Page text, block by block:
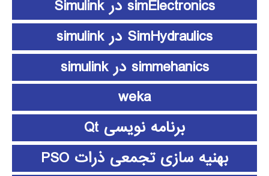
simElectronics در Simulink
SimHydraulics در simulink
simmehanics در simulink
weka
برنامه نویسی Qt
بهنیه سازی تجمعی ذرات PSO